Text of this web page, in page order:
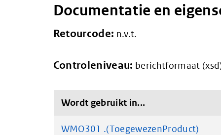
Documentatie en
Retourcode: n.v.t.
Controleniveau: berichtformaat
Wordt gebruikt in...
WMO301 .(ToegewezenProduct)